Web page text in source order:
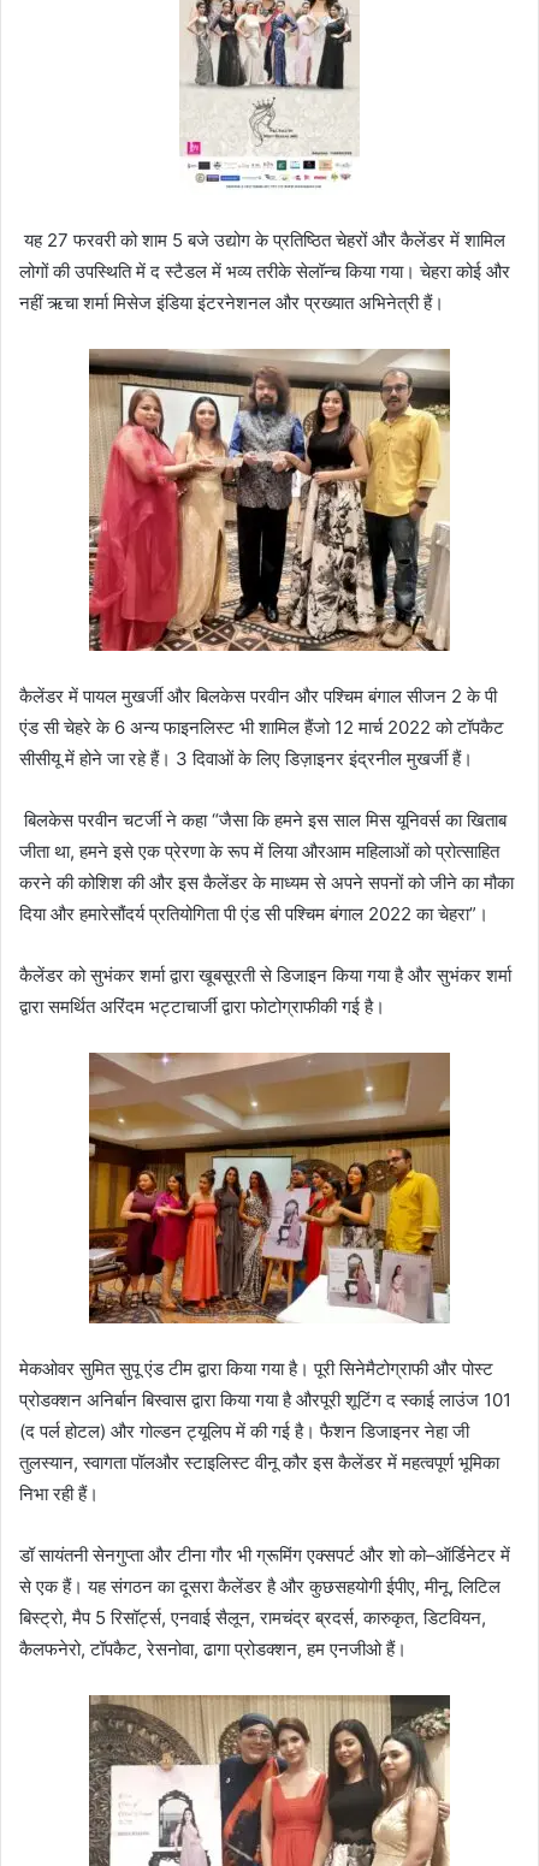
यह27फरवरी को शाम 5बजे उद्योग के प्रतिष्ठित चेहरों और कैलेंडर में शामिल
लोगों की उपस्थिति में द स्टैडल में भव्य तरीके सेलॉन्च किया गया। चेहरा कोई और
नहीं ऋचा शर्मा मिसेज इंडिया इंटरनेशनल और प्रख्यात अभिनेत्री हैं।
कैलेंडर में पायल मुखर्जी और बिलकेस परवीन और पश्चिम बंगाल सीजन 2के पी
एंड सी चेहरे के6 अन्य फाइनलिस्ट भी शामिल हैंजो12मार्च2022को टॉपकैट
सीसीयू में होने जा रहे हैं। 3दिवाओं के लिए डिज़ाइनर इंद्रनील मुखर्जी हैं।
बिलकेस परवीन चटर्जी ने कहा“जैसा कि हमने इस साल मिस यूनिवर्स का खिताब
जीता था,हमने इसे एक प्रेरणा के रूप में लिया औरआम महिलाओं को प्रोत्साहित
करने की कोशिश की और इस कैलेंडर के माध्यम से अपने सपनों को जीने का मौका
दिया और हमारेसौंदर्य प्रतियोगिता पी एंड सी पश्चिम बंगाल 2022का चेहरा” ।
कैलेंडर को सुभंकर शर्मा द्वारा खूबसूरती से डिजाइन किया गया है और सुभंकर शर्मा
द्वारा समर्थित अरिंदम भट्टाचार्जी द्वारा फोटोग्राफीकी गई है।
मेकओवर सुमित सुपू एंड टीम द्वारा किया गया है। पूरी सिनेमैटोग्राफी और पोस्ट
प्रोडक्शन अनिर्बान बिस्वास द्वारा किया गया है औरपूरी शूटिंग द स्काई लाउंज 101
(द पर्ल होटल) और गोल्डन ट्यूलिप में की गई है। फैशन डिजाइनर नेहा जी
तुलस्यान,स्वागता पॉलऔर स्टाइलिस्ट वीनू कौर इस कैलेंडर में महत्वपूर्ण भूमिका
निभा रही हैं।
डॉ सायंतनी सेनगुप्ता और टीना गौर भी ग्रूमिंग एक्सपर्ट और शो को–ऑर्डिनेटर में
से एक हैं। यह संगठन का दूसरा कैलेंडर है और कुछसहयोगी ईपीए,मीनू,लिटिल
बिस्ट्रो,मैप5रिसॉर्ट्स,एनवाई सैलून,रामचंद्र ब्रदर्स,कारुकृत,डिटवियन,
कैलफनेरो,टॉपकैट,रेसनोवा,ढागा प्रोडक्शन,हम एनजीओ हैं।